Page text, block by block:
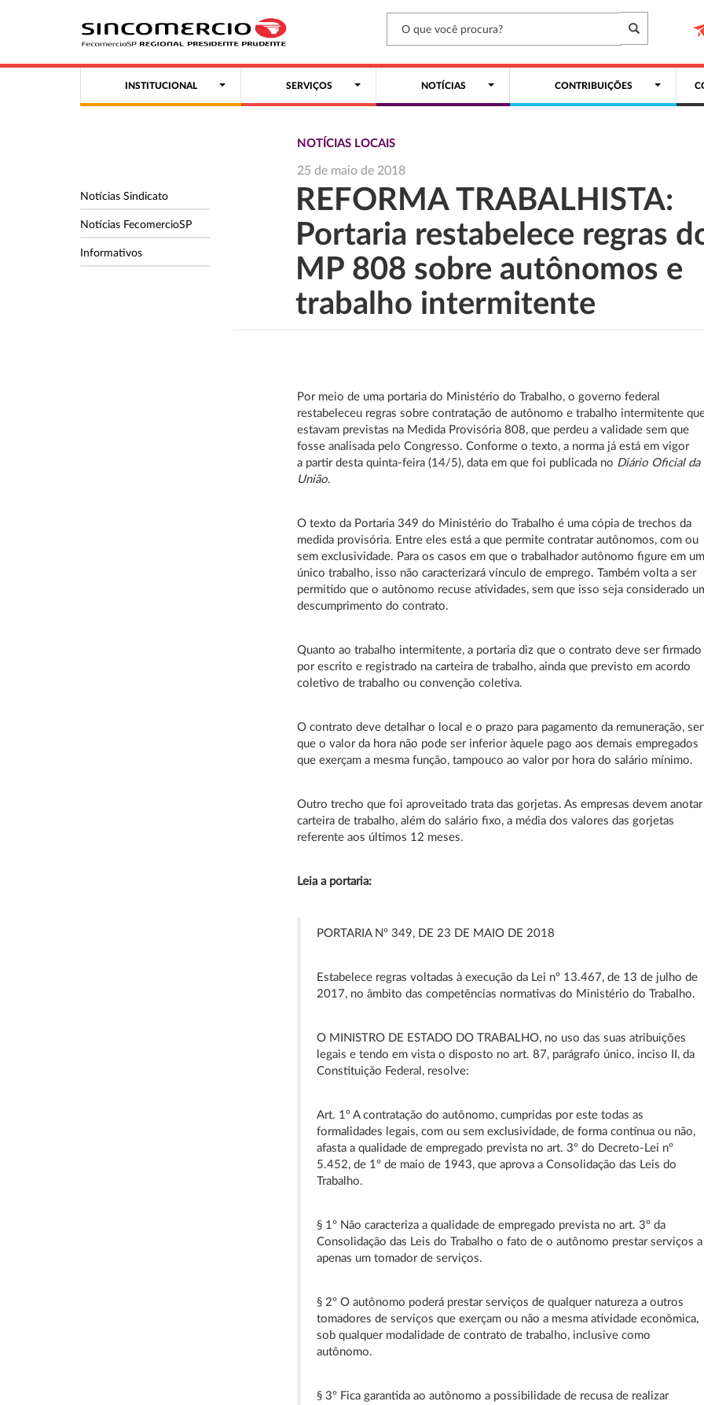
INSTITUCIONAL SERVIÇOS NOTÍCIAS CONTRIBUIÇÕES
Notícias Sindicato
Notícias FecomercioSP
Informativos
NOTÍCIAS LOCAIS
25 de maio de 2018
REFORMA TRABALHISTA:
Portaria restabelece regras
MP 808 sobre autônomos e
trabalho intermitente
Por meio de uma portaria do Ministério do Trabalho, o governo federal
restabeleceu regras sobre contratação de autônomo e trabalho intermitente
estavam previstas na Medida Provisória 808, que perdeu a validade sem que
fosse analisada pelo Congresso. Conforme o texto, a norma já está em vigor
a partir desta quinta-feira (14/5), data em que foi publicada no Diário Oficial da
União.
O texto da Portaria 349 do Ministério do Trabalho é uma cópia de trechos da
medida provisória. Entre eles está a que permite contratar autônomos, com ou
sem exclusividade. Para os casos em que o trabalhador autônomo figure em um
único trabalho, isso não caracterizará vínculo de emprego. Também volta a ser
permitido que o autônomo recuse atividades, sem que isso seja considerado
descumprimento do contrato.
Quanto ao trabalho intermitente, a portaria diz que o contrato deve ser firmado
por escrito e registrado na carteira de trabalho, ainda que previsto em acordo
coletivo de trabalho ou convenção coletiva.
O contrato deve detalhar o local e o prazo para pagamento da remuneração,
que o valor da hora não pode ser inferior àquele pago aos demais empregados
que exerçam a mesma função, tampouco ao valor por hora do salário mínimo.
Outro trecho que foi aproveitado trata das gorjetas. As empresas devem anotar
carteira de trabalho, além do salário fixo, a média dos valores das gorjetas
referente aos últimos 12 meses.
Leia a portaria:
PORTARIA Nº 349, DE 23 DE MAIO DE 2018
Estabelece regras voltadas à execução da Lei nº 13.467, de 13 de julho de
2017, no âmbito das competências normativas do Ministério do Trabalho.
O MINISTRO DE ESTADO DO TRABALHO, no uso das suas atribuições
legais e tendo em vista o disposto no art. 87, parágrafo único, inciso II, da
Constituição Federal, resolve:
Art. 1º A contratação do autônomo, cumpridas por este todas as
formalidades legais, com ou sem exclusividade, de forma contínua ou não,
afasta a qualidade de empregado prevista no art. 3º do Decreto-Lei nº
5.452, de 1º de maio de 1943, que aprova a Consolidação das Leis do
Trabalho.
§ 1º Não caracteriza a qualidade de empregado prevista no art. 3º da
Consolidação das Leis do Trabalho o fato de o autônomo prestar serviços a
apenas um tomador de serviços.
§ 2º O autônomo poderá prestar serviços de qualquer natureza a outros
tomadores de serviços que exerçam ou não a mesma atividade econômica,
sob qualquer modalidade de contrato de trabalho, inclusive como
autônomo.
§ 3º Fica garantida ao autônomo a possibilidade de recusa de realizar